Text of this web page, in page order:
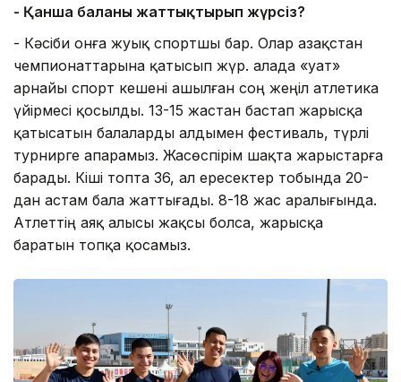
- Қанша баланы жаттықтырып жүрсіз?
- Кәсіби онға жуық спортшы бар. Олар Қазақстан
чемпионаттарына қатысып жүр. Қалада «Қуат»
арнайы спорт кешені ашылған соң жеңіл атлетика
үйірмесі қосылды. 13-15 жастан бастап жарысқа
қатысатын балаларды алдымен фестиваль, түрлі
турнирге апарамыз. Жасөспірім шақта жарыстарға
барады. Кіші топта 36, ал ересектер тобында 20-
дан астам бала жаттығады. 8-18 жас аралығында.
Атлеттің аяқ алысы жақсы болса, жарысқа
баратын топқа қосамыз.